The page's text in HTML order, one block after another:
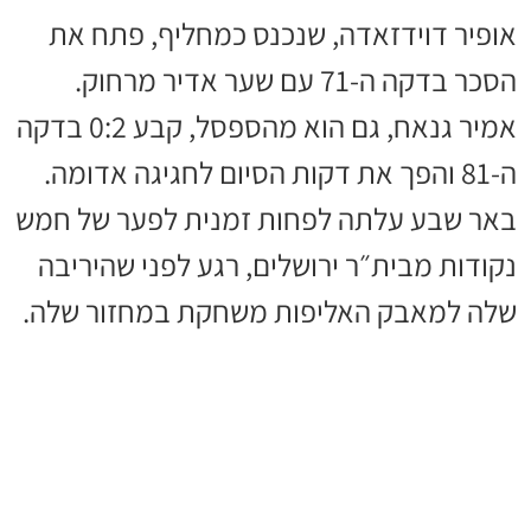
אופיר דוידזאדה, שנכנס כמחליף, פתח את
הסכר בדקה ה-71 עם שער אדיר מרחוק.
אמיר גנאח, גם הוא מהספסל, קבע 0:2 בדקה
ה-81 והפך את דקות הסיום לחגיגה אדומה.
באר שבע עלתה לפחות זמנית לפער של חמש
נקודות מבית״ר ירושלים, רגע לפני שהיריבה
שלה למאבק האליפות משחקת במחזור שלה.